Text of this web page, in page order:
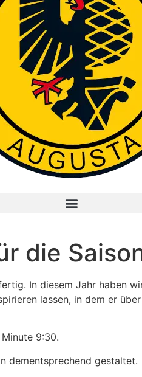
die
In diesem Jahr haben
lassen, in dem er
9:30.
dementsprechend gestaltet.